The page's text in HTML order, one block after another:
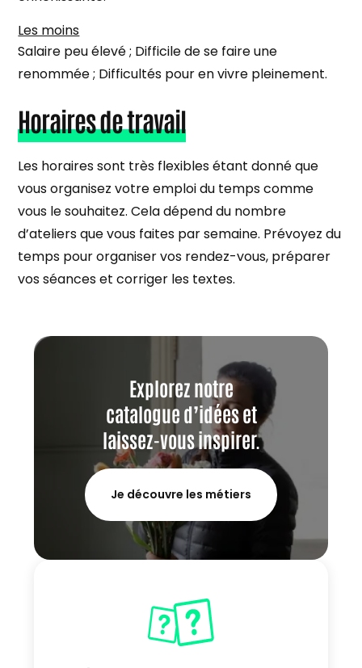
Les moins
Salaire peu élevé ; Difficile de se faire une
renommée ; Difficultés pour en vivre pleinement.
Horaires de travail
Les horaires sont très flexibles étant donné que
vous organisez votre emploi du temps comme
vous le souhaitez. Cela dépend du nombre
d’ateliers que vous faites par semaine. Prévoyez du
temps pour organiser vos rendez-vous, préparer
vos séances et corriger les textes.
Explorez notre
catalogue d’idées et
laissez-vous inspirer.
Je découvre les métiers